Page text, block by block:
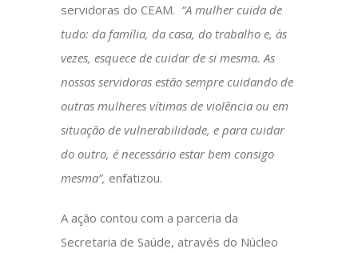
servidoras do CEAM. “A mulher cuida de
tudo: da família, da casa, do trabalho e, às
vezes, esquece de cuidar de si mesma. As
nossas servidoras estão sempre cuidando de
outras mulheres vítimas de violência ou em
situação de vulnerabilidade, e para cuidar
do outro, é necessário estar bem consigo
mesma”,enfatizou.
A ação contou com a parceria da
Secretaria de Saúde, através do Núcleo